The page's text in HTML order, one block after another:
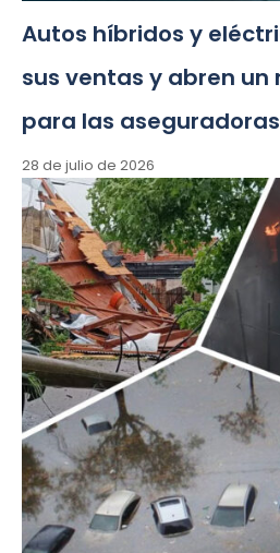
Autos híbridos y
sus ventas y abren
para las aseguradoras
28 de julio de 2026